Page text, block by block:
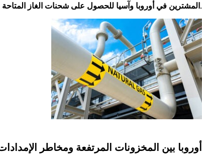
المشترين في أوروبا وآسيا للحصول على شحنات الغاز المتاحة.
أوروبا بين المخزونات المرتفعة ومخاطر